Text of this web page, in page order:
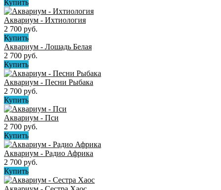
Купить
Аквариум - Ихтиология
2 700 руб.
Купить
Аквариум - Лошадь Белая
2 700 руб.
Купить
Аквариум - Песни Рыбака
2 700 руб.
Купить
Аквариум - Пси
2 700 руб.
Купить
Аквариум - Радио Африка
2 700 руб.
Купить